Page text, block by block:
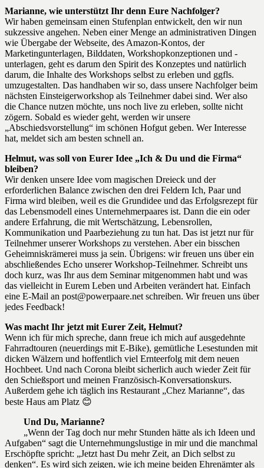
Marianne, wie unterstützt Ihr denn Eure Nachfolger?
Wir haben gemeinsam einen Stufenplan entwickelt, den wir nun
sukzessive angehen. Neben einer Menge an administrativen Dingen
wie Übergabe der Webseite, des Amazon-Kontos, der
Marketingunterlagen, Bilddaten, Workshopkonzeptionen und -
unterlagen, geht es darum den Spirit des Konzeptes und natürlich
darum, die Inhalte des Workshops selbst zu erleben und ggfls.
umzugestalten. Das handhaben wir so, dass unsere Nachfolger beim
nächsten Einsteigerworkshop als Teilnehmer dabei sind. Wer also
die Chance nutzen möchte, uns noch live zu erleben, sollte nicht
zögern. Sobald es wieder geht, werden wir unsere
„Abschiedsvorstellung“ im schönen Hofgut geben. Wer Interesse
hat, meldet sich am besten schnell an.
Helmut, was soll von Eurer Idee „Ich & Du und die Firma“
bleiben?
Wir denken unsere Idee vom magischen Dreieck und der
erforderlichen Balance zwischen den drei Feldern Ich, Paar und
Firma wird bleiben, weil es die Grundidee und das Erfolgsrezept für
das Lebensmodell eines Unternehmerpaares ist. Dann die ein oder
andere Erfahrung, die mit Wertschätzung, Lebensrollen,
Kommunikation und Paarbeziehung zu tun hat. Das ist jetzt nur für
Teilnehmer unserer Workshops zu verstehen. Aber ein bisschen
Geheimniskrämerei muss ja sein. Übrigens: wir freuen uns über ein
abschließendes Echo unserer Workshop-Teilnehmer. Schreibt uns
doch kurz, was Ihr aus dem Seminar mitgenommen habt und was
das vielleicht in Eurem Leben und Arbeiten verändert hat. Einfach
eine E-Mail an post@powerpaare.net schreiben. Wir freuen uns über
jedes Feedback!
Was macht Ihr jetzt mit Eurer Zeit, Helmut?
Wenn ich für mich spreche, dann freue ich mich auf ausgedehnte
Fahrradtouren (neuerdings mit E-Bike), gemütliche Lesestunden mit
dicken Wälzern und hoffentlich viel Ernteerfolg mit dem neuen
Hochbeet. Und nach Corona bleibt sicherlich auch wieder Zeit für
den Schießsport und meinen Französisch-Konversationskurs.
Außerdem gehe ich täglich ins Restaurant „Chez Marianne“, das
beste Haus am Platz 😊
Und Du, Marianne?
„Wenn der Tag doch nur mehr Stunden hätte als ich Ideen und
Aufgaben“ sagt die Unternehmungslustige in mir und die manchmal
Erschöpfte spricht: „Jetzt hast Du mehr Zeit, an Dich selbst zu
denken“. Es wird sich zeigen, wie ich meine beiden Ehrenämter als